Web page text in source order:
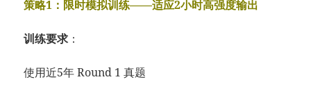
策略1：限时模拟训练——适应2小时高强度输出
训练要求 ：
使用近5年 Round 1 真题